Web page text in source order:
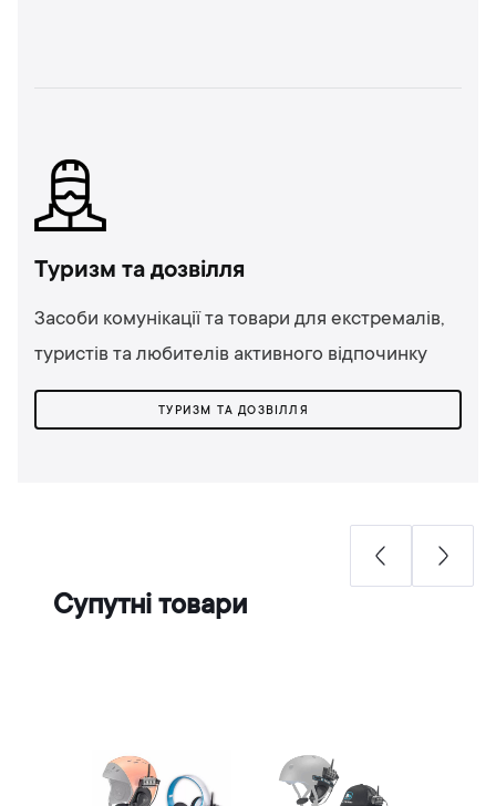
Туризм та дозвілля
Засоби комунікації та товари для екстремалів,
туристів та любителів активного відпочинку
ТУРИЗМ ТА ДОЗВІЛЛЯ
Супутні товари